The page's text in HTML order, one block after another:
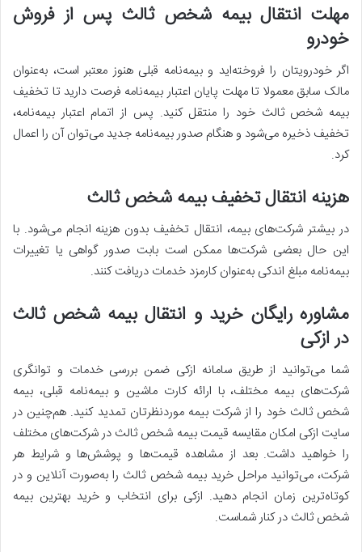
مهلت انتقال بیمه شخص ثالث پس از فروش
خودرو
اگر خودرویتان را فروخته‌اید و بیمه‌نامه قبلی هنوز معتبر است، به‌عنوان
مالک سابق معمولا تا مهلت پایان اعتبار بیمه‌نامه فرصت دارید تا تخفیف
بیمه شخص ثالث خود را منتقل کنید. پس از اتمام اعتبار بیمه‌نامه،
تخفیف ذخیره می‌شود و هنگام صدور بیمه‌نامه جدید می‌توان آن را اعمال
کرد.
هزینه انتقال تخفیف بیمه شخص ثالث
در بیشتر شرکت‌های بیمه، انتقال تخفیف بدون هزینه انجام می‌شود. با
این حال بعضی شرکت‌ها ممکن است بابت صدور گواهی یا تغییرات
بیمه‌نامه مبلغ اندکی به‌عنوان کارمزد خدمات دریافت کنند.
مشاوره رایگان خرید و انتقال بیمه شخص ثالث
در ازکی
شما می‌توانید از طریق سامانه ازکی ضمن بررسی خدمات و توانگری
شرکت‌های بیمه مختلف، با ارائه کارت ماشین و بیمه‌نامه قبلی، بیمه
شخص ثالث خود را از شرکت بیمه موردنظرتان تمدید کنید. هم‌چنین در
سایت ازکی امکان مقایسه قیمت بیمه شخص ثالث در شرکت‌های مختلف
را خواهید داشت. بعد از مشاهده قیمت‌ها و پوشش‌ها و شرایط هر
شرکت، می‌توانید مراحل خرید بیمه شخص ثالث را به‌صورت آنلاین و در
کوتاه‌ترین زمان انجام دهید. ازکی برای انتخاب و خرید بهترین بیمه
شخص ثالث در کنار شماست.